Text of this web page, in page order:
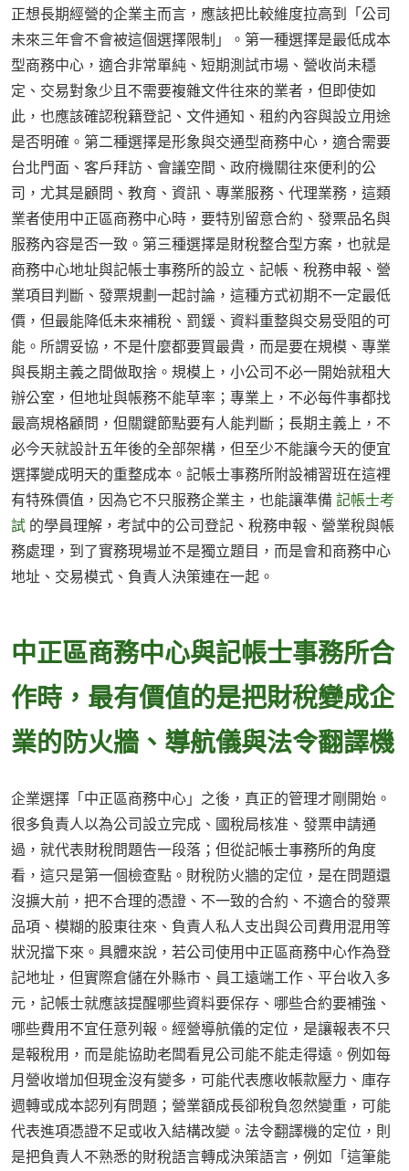
正想長期經營的企業主而言，應該把比較維度拉高到「公司
未來三年會不會被這個選擇限制」。第一種選擇是最低成本
型商務中心，適合非常單純、短期測試市場、營收尚未穩
定、交易對象少且不需要複雜文件往來的業者，但即使如
此，也應該確認稅籍登記、文件通知、租約內容與設立用途
是否明確。第二種選擇是形象與交通型商務中心，適合需要
台北門面、客戶拜訪、會議空間、政府機關往來便利的公
司，尤其是顧問、教育、資訊、專業服務、代理業務，這類
業者使用中正區商務中心時，要特別留意合約、發票品名與
服務內容是否一致。第三種選擇是財稅整合型方案，也就是
商務中心地址與記帳士事務所的設立、記帳、稅務申報、營
業項目判斷、發票規劃一起討論，這種方式初期不一定最低
價，但最能降低未來補稅、罰鍰、資料重整與交易受阻的可
能。所謂妥協，不是什麼都要買最貴，而是要在規模、專業
與長期主義之間做取捨。規模上，小公司不必一開始就租大
辦公室，但地址與帳務不能草率；專業上，不必每件事都找
最高規格顧問，但關鍵節點要有人能判斷；長期主義上，不
必今天就設計五年後的全部架構，但至少不能讓今天的便宜
選擇變成明天的重整成本。記帳士事務所附設補習班在這裡
有特殊價值，因為它不只服務企業主，也能讓準備 記帳士考
試 的學員理解，考試中的公司登記、稅務申報、營業稅與帳
務處理，到了實務現場並不是獨立題目，而是會和商務中心
地址、交易模式、負責人決策連在一起。
中正區商務中心與記帳士事務所合
作時，最有價值的是把財稅變成企
業的防火牆、導航儀與法令翻譯機
企業選擇「中正區商務中心」之後，真正的管理才剛開始。
很多負責人以為公司設立完成、國稅局核准、發票申請通
過，就代表財稅問題告一段落；但從記帳士事務所的角度
看，這只是第一個檢查點。財稅防火牆的定位，是在問題還
沒擴大前，把不合理的憑證、不一致的合約、不適合的發票
品項、模糊的股東往來、負責人私人支出與公司費用混用等
狀況擋下來。具體來說，若公司使用中正區商務中心作為登
記地址，但實際倉儲在外縣市、員工遠端工作、平台收入多
元，記帳士就應該提醒哪些資料要保存、哪些合約要補強、
哪些費用不宜任意列報。經營導航儀的定位，是讓報表不只
是報稅用，而是能協助老闆看見公司能不能走得遠。例如每
月營收增加但現金沒有變多，可能代表應收帳款壓力、庫存
週轉或成本認列有問題；營業額成長卻稅負忽然變重，可能
代表進項憑證不足或收入結構改變。法令翻譯機的定位，則
是把負責人不熟悉的財稅語言轉成決策語言，例如「這筆能